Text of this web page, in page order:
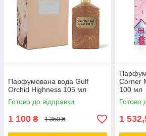
Парфумована вода Gulf
Orchid Highness 105 мл
Готово до відправки
1 100 ₴ 1 350 ₴
Corner
100 мл
Готово
1